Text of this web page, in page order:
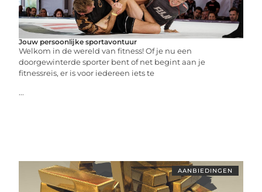
Jouw persoonlijke sportavontuur
Welkom in de wereld van fitness! Of je nu een
doorgewinterde sporter bent of net begint aan je
fitnessreis, er is voor iedereen iets te
...
AANBIEDINGEN